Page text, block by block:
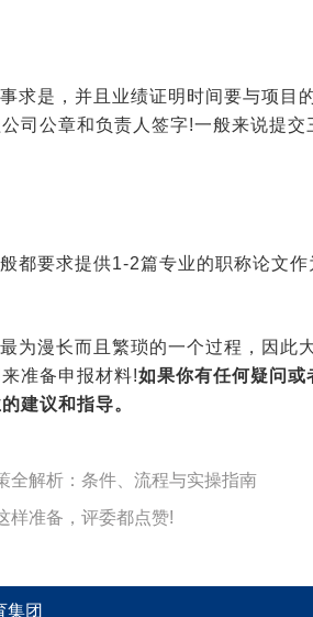
求是，并且业绩证明时间要与项目
司公章和负责人签字!一般来说提
都要求提供1-2篇专业的职称论文
为漫长而且繁琐的一个过程，因此
准备申报材料!如果你有任何疑问或
建议和指导。
全解析：条件、流程与实操指南
样准备，评委都点赞!
集团